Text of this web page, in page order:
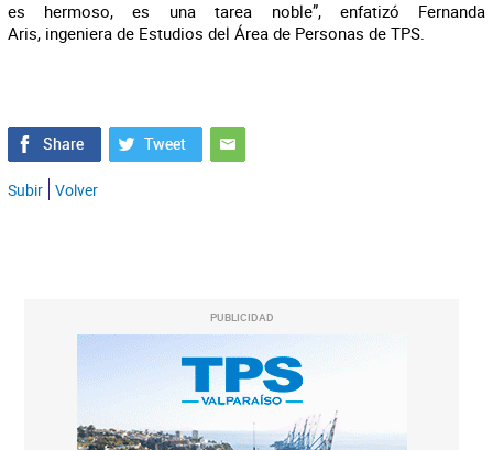
es hermoso, es una tarea noble”, enfatizó Fernanda
Aris, ingeniera de Estudios del Área de Personas de TPS.
Subir Volver
PUBLICIDAD